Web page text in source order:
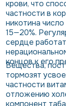
крови, что
частности в
никотина
15—20%.
сердце
концов к его
Вещества,
тормозят
частности
отложению
компонент